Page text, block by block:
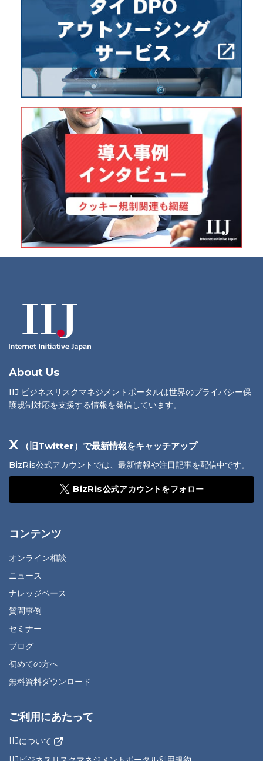
About Us
IIJ ビジネスリスクマネジメントポータルは世界のプライバシー保
護規制対応を支援する情報を発信しています。
X （旧Twitter）で最新情報をキャッチアップ
BizRis公式アカウントでは、最新情報や注目記事を配信中です。
BizRis公式アカウントをフォロー
コンテンツ
オンライン相談
ニュース
ナレッジベース
質問事例
セミナー
ブログ
初めての方へ
無料資料ダウンロード
ご利用にあたって
IIJについて